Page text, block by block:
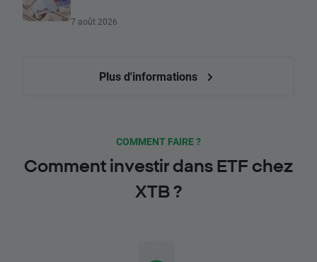
7 août 2026
Plus d'informations
COMMENT FAIRE ?
Comment investir dans ETF chez
XTB ?